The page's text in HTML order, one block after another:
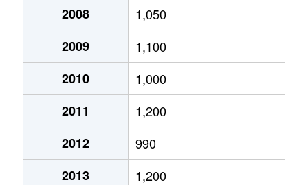
木曽川町黒田
2,000万円
木曽川町黒田
1,700万円
木曽川町黒田
1,700万円
木曽川町黒田
1,400万円
木曽川町黒田
700万円
木曽川町黒田
1,500万円
2008
1,050
2009
1,100
2010
1,000
2011
1,200
2012
990
2013
1,200